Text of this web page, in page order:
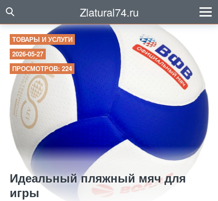
Zlatural74.ru
ТОВАРЫ И УСЛУГИ
2026-05-27
ПРОСМОТРОВ: 224
Идеальный пляжный мяч для
игры